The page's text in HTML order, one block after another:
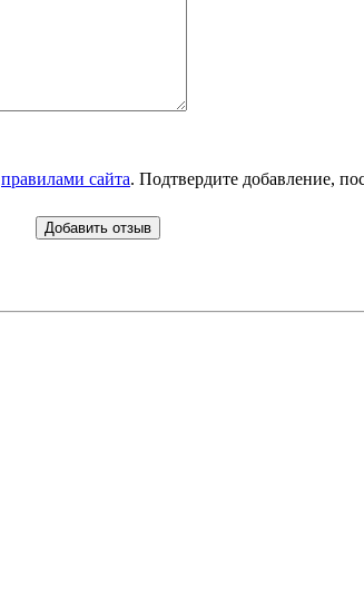
правилами сайта. Подтвердите добавление,
Добавить отзыв